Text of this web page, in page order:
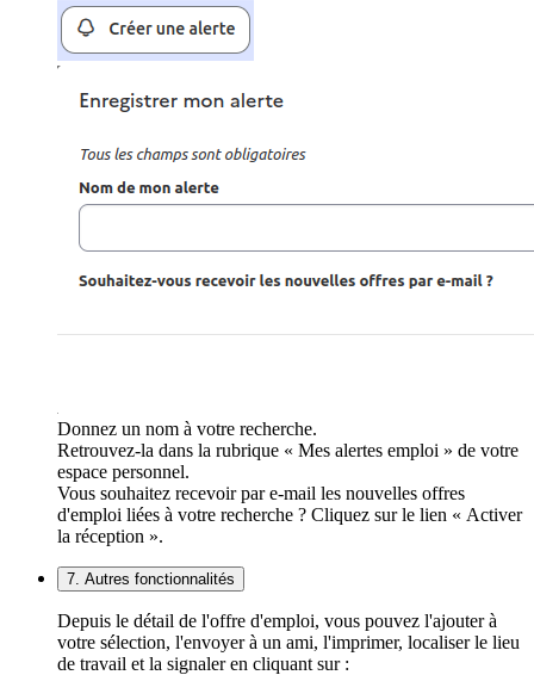
Donnez un nom à votre recherche.
Retrouvez-la dans la rubrique « Mes alertes emploi » de votre
espace personnel.
Vous souhaitez recevoir par e-mail les nouvelles offres
d'emploi liées à votre recherche ? Cliquez sur le lien « Activer
la réception ».
7. Autres fonctionnalités
Depuis le détail de l'offre d'emploi, vous pouvez l'ajouter à
votre sélection, l'envoyer à un ami, l'imprimer, localiser le lieu
de travail et la signaler en cliquant sur :